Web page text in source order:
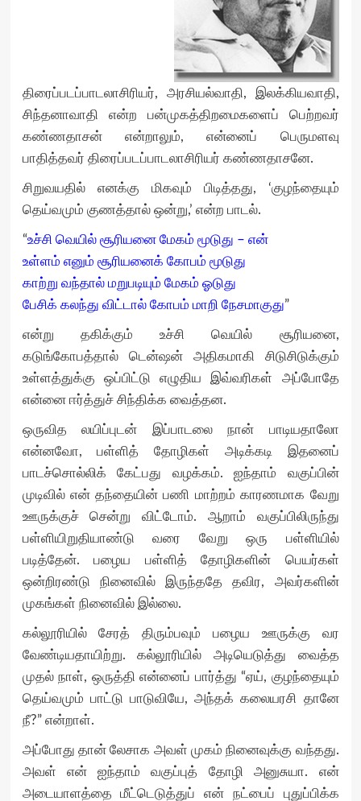
திரைப்படப்பாடலாசிரியர், அரசியல்வாதி, இலக்கியவாதி,
சிந்தனாவாதி என்ற பன்முகத்திறமைகளைப் பெற்றவர்
கண்ணதாசன் என்றாலும், என்னைப் பெருமளவு
பாதித்தவர் திரைப்படப்பாடலாசிரியர் கண்ணதாசனே.
சிறுவயதில் எனக்கு மிகவும் பிடித்தது, ‘குழந்தையும்
தெய்வமும் குணத்தால் ஒன்று,’ என்ற பாடல்.
“உச்சி வெயில் சூரியனை மேகம் மூடுது – என்
உள்ளம் எனும் சூரியனைக் கோபம் மூடுது
காற்று வந்தால் மறுபடியும் மேகம் ஓடுது
பேசிக் கலந்து விட்டால் கோபம் மாறி நேசமாகுது”
என்று தகிக்கும் உச்சி வெயில் சூரியனை,
கடுங்கோபத்தால் டென்ஷன் அதிகமாகி சிடுசிடுக்கும்
உள்ளத்துக்கு ஒப்பிட்டு எழுதிய இவ்வரிகள் அப்போதே
என்னை ஈர்த்துச் சிந்திக்க வைத்தன.
ஒருவித லயிப்புடன் இப்பாடலை நான் பாடியதாலோ
என்னவோ, பள்ளித் தோழிகள் அடிக்கடி இதனைப்
பாடச்சொல்லிக் கேட்பது வழக்கம். ஐந்தாம் வகுப்பின்
முடிவில் என் தந்தையின் பணி மாற்றம் காரணமாக வேறு
ஊருக்குச் சென்று விட்டோம். ஆறாம் வகுப்பிலிருந்து
பள்ளியிறுதியாண்டு வரை வேறு ஒரு பள்ளியில்
படித்தேன். பழைய பள்ளித் தோழிகளின் பெயர்கள்
ஒன்றிரண்டு நினைவில் இருந்ததே தவிர, அவர்களின்
முகங்கள் நினைவில் இல்லை.
கல்லூரியில் சேரத் திரும்பவும் பழைய ஊருக்கு வர
வேண்டியதாயிற்று. கல்லூரியில் அடியெடுத்து வைத்த
முதல் நாள், ஒருத்தி என்னைப் பார்த்து “ஏய், குழந்தையும்
தெய்வமும் பாட்டு பாடுவியே, அந்தக் கலையரசி தானே
நீ?” என்றாள்.
அப்போது தான் லேசாக அவள் முகம் நினைவுக்கு வந்தது.
அவள் என் ஐந்தாம் வகுப்புத் தோழி அனுசுயா. என்
அடையாளத்தை மீட்டெடுத்துப் என் நட்பைப் புதுப்பிக்க